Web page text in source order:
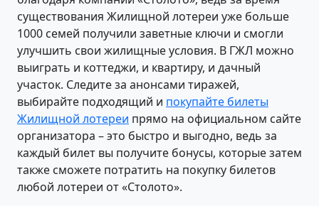
существования Жилищной лотереи уже больше
1000 семей получили заветные ключи и смогли
улучшить свои жилищные условия. В ГЖЛ можно
выиграть и коттеджи, и квартиру, и дачный
участок. Следите за анонсами тиражей,
выбирайте подходящий и покупайте билеты
Жилищной лотереи прямо на официальном сайте
организатора – это быстро и выгодно, ведь за
каждый билет вы получите бонусы, которые затем
также сможете потратить на покупку билетов
любой лотереи от «Столото».